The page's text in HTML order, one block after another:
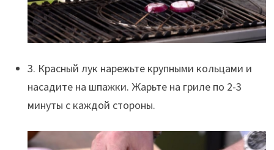
3. Красный лук нарежьте крупными кольцами и
насадите на шпажки. Жарьте на гриле по 2-3
минуты с каждой стороны.